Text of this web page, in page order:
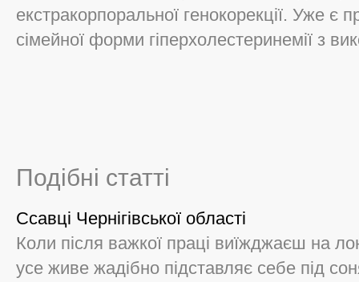
екстракорпоральної генокорекції. Уже є
сімейної форми гіперхолестеринемії з
Подібні статті
Ссавці Чернігівської області
Коли після важкої праці виїжджаєш на
усе живе жадібно підставляє себе під